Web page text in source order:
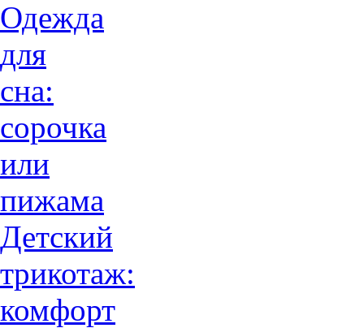
Одежда
для
сна:
сорочка
или
пижама
Детский
трикотаж:
комфорт